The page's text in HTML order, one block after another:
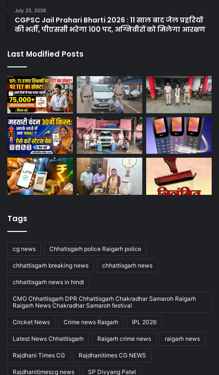
July 25, 2026
CGPSC Jail Prahari Bharti 2026 : 11 साल बाद जेल प्रहरियों
की भर्ती, पीएससी भरेगा 100 पद, अग्निवीरों को मिलेगा आरक्षण
Last Modified Posts
Tags
cg news Chhatisgarh police Raigarh police
chhattisgarh breaking news chhattisgarh news
chhattisgarh news in hindi
CMO Chhattisgarh DPR Chhattisgarh Chakradhar Samaroh Raigarh
Raigarh News Chakradhar Samaroh festival
Cricket News Crime news Raigarh IPL 2026
Latest News Chhattisgarh Raigarh crime news raigarh news
Rajdhani Times CG Rajdhanitimes CG NEWS
Rajdhanitimescg news SP Divyang Patel